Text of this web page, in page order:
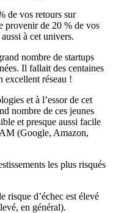
de vos retours sur
provenir de 20 % de vos
à cet univers.
nombre de startups
Il fallait des centaines
excellent réseau !
et à l’essor de cet
nombre de ces jeunes
et presque aussi facile
(Google, Amazon,
les plus risqués
risque d’échec est élevé
en général).